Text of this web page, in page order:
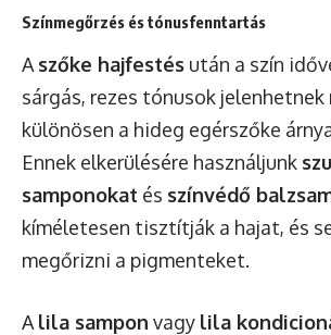
Színmegőrzés és tónusfenntartás
A szőke hajfestés után a szín
sárgás, rezes tónusok jelenhetnek
különösen a hideg egérszőke
Ennek elkerülésére használjunk
samponokat és színvédő
kíméletesen tisztítják a hajat, és
megőrizni a pigmenteket.
A lila sampon vagy lila